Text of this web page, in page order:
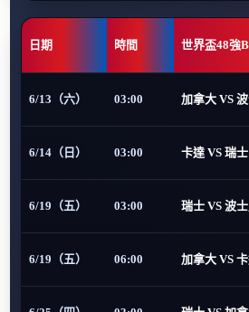
日期 時間 世界盃48強
6/13（六） 03:00 加拿大 VS
6/14（日） 03:00 卡達 VS 瑞士
6/19（五） 03:00 瑞士 VS 波
6/19（五） 06:00 加拿大 VS